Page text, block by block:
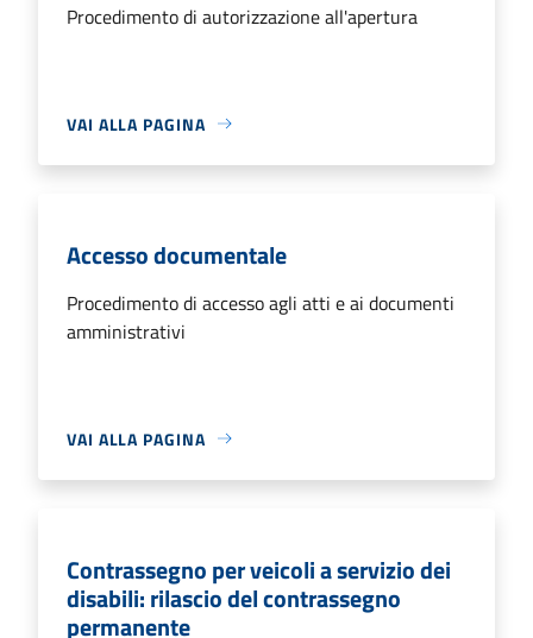
Procedimento di autorizzazione all'apertura
VAI ALLA PAGINA
Accesso documentale
Procedimento di accesso agli atti e ai documenti
amministrativi
VAI ALLA PAGINA
Contrassegno per veicoli a servizio dei
disabili: rilascio del contrassegno
permanente